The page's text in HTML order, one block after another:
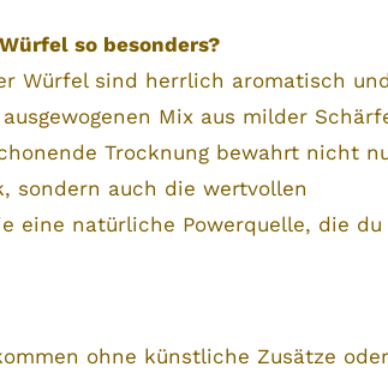
so besonders?
Würfel sind herrlich aromatisch und
Mix aus milder
Trocknung bewahrt nicht
sondern auch die wertvollen
eine natürliche Powerquelle, die du
ohne künstliche Zusätze oder